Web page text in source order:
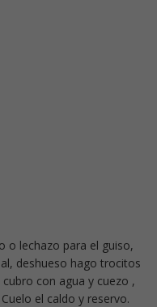
o lechazo para el guiso,
deshueso hago trocitos
con agua y cuezo ,
el caldo y reservo.